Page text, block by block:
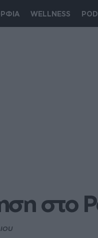
WELLNESS
στο